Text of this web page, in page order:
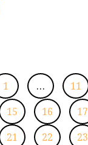
1 … 11
15 16 17
21 22 23